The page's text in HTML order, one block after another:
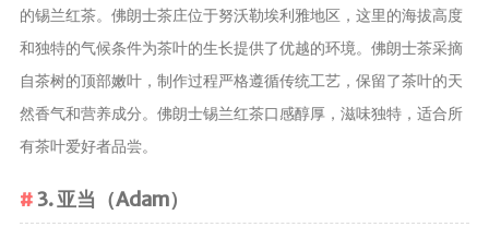
的锡兰红茶。佛朗士茶庄位于努沃勒埃利雅地区，这里的海拔高度
和独特的气候条件为茶叶的生长提供了优越的环境。佛朗士茶采摘
自茶树的顶部嫩叶，制作过程严格遵循传统工艺，保留了茶叶的天
然香气和营养成分。佛朗士锡兰红茶口感醇厚，滋味独特，适合所
有茶叶爱好者品尝。
3. 亚当（Adam）
茶叶收藏
茶叶教育
茶叶鉴赏
茶艺
茶道
茶具